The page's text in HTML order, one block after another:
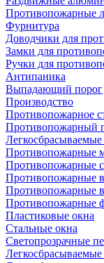
Противопожарные
Фурнитура
Доводчики для
Замки для
Ручки для
Антипаника
Выпадающий порог
Производство
Противопожарное
Противопожарный
Противопожарные
Противопожарные
Противопожарные
Противопожарные
Противопожарные
Пластиковые окна
Стальные окна
Светопрозрачные
Легкосбрасываемые